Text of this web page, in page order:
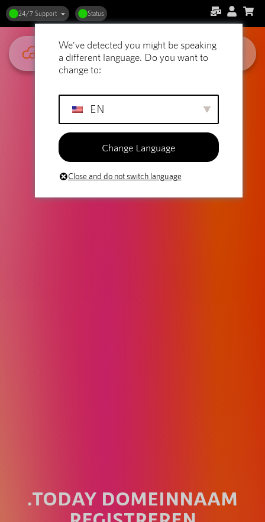
24/7 Support Status
.TODAY DOMEINNAAM
We've detected you might be speaking
a different language. Do you want to
change to:
EN
Change Language
Close and do not switch language